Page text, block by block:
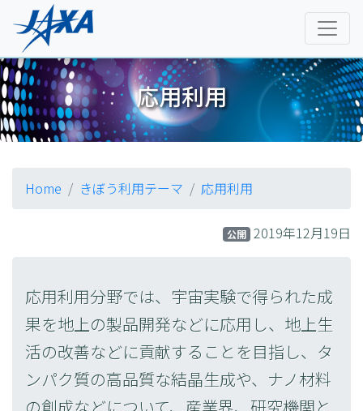
応用利用
Home きぼう利用テーマ 応用利用
公開 2019年12月19日
応用利用分野では、宇宙実験で得られた成
果を地上の製品開発などに応用し、地上生
活の改善などに貢献することを目指し、タ
ンパク質の高品質な結晶生成や、ナノ材料